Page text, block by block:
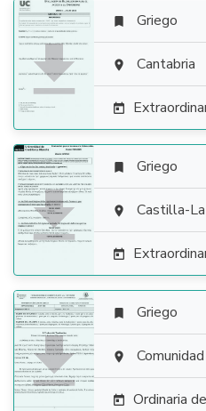

 Griego
 Cantabria


 Griego
 Castilla-


 Griego

 Ordinaria